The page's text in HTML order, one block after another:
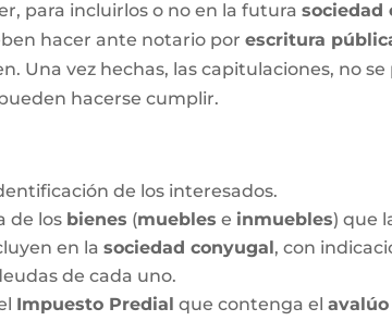
para incluirlos o no en la futurasociedad
hacer ante notario porescritura
Una vez hechas, las capitulaciones, no
hacerse cumplir.
de los interesados.
de los bienes (muebles e inmuebles) que
en lasociedad conyugal, con
de cada uno.
Impuesto Predial que contenga el